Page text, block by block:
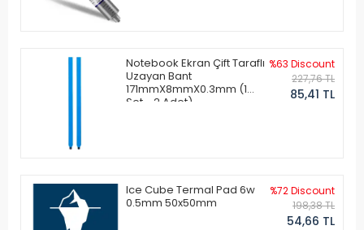
Notebook Ekran Çift Taraflı
Uzayan Bant
171mmX8mmX0.3mm (1
Set - 2 Adet)
%63 Discount
227,76 TL
85,41 TL
Ice Cube Termal Pad 6w
0.5mm 50x50mm
%72 Discount
198,38 TL
54,66 TL